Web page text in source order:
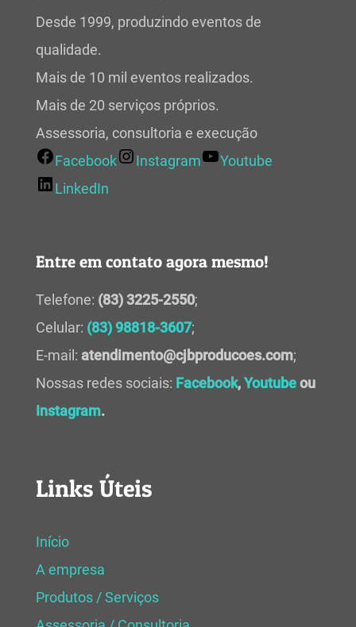
Desde 1999, produzindo eventos de
qualidade.
Mais de 10 mil eventos realizados.
Mais de 20 serviços próprios.
Assessoria, consultoria e execução
Facebook
Instagram
Youtube
LinkedIn
Entre em contato agora mesmo!
Telefone: (83) 3225-2550;
Celular: (83) 98818-3607;
E-mail: atendimento@cjbproducoes.com;
Nossas redes sociais: Facebook,Youtubeou
Instagram.
Links Úteis
Início
A empresa
Produtos / Serviços